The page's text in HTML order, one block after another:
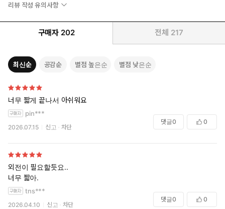
리뷰 작성 유의사항
구매자 202 전체 217
최신순 공감순 별점 높은순 별점 낮은순
너무 짧게 끝나서 아쉬워요
pin***
2026.07.15 신고 차단
댓글0 0
외전이 필요할듯요..
너무 짧아.
tns***
2026.04.10 신고 차단
댓글0 0